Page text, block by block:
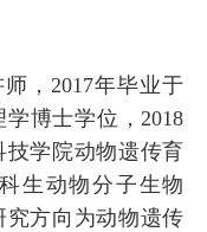
师，2017年毕业于
学博士学位，2018
学院动物遗传育
生动物分子生物
方向为动物遗传